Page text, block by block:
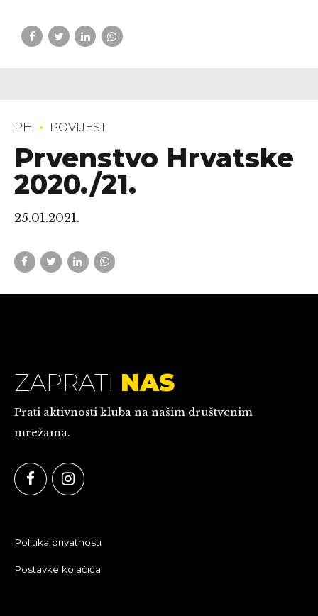
PH POVIJEST
Prvenstvo Hrvatske
2020./21.
25.01.2021.
ZAPRATI NAS
Prati aktivnosti kluba na našim društvenim
mrežama.
Politika privatnosti
Postavke kolačića